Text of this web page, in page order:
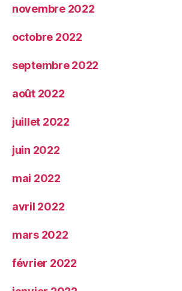
novembre 2022
octobre 2022
septembre 2022
août 2022
juillet 2022
juin 2022
mai 2022
avril 2022
mars 2022
février 2022